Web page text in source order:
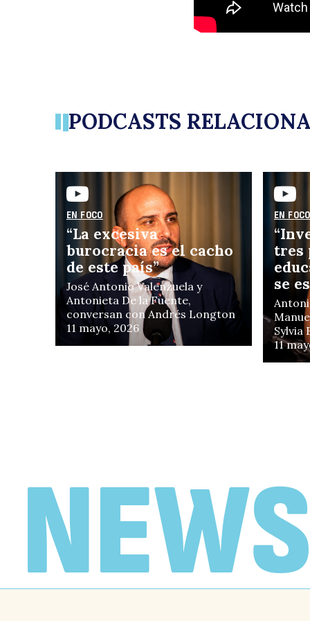
PODCASTS
EN FOCO
“La excesiva
burocracia es el cacho
de este país”
José Antonio Valenzuela y
Antonieta De la Fuente,
conversan con Andrés Longton
11 mayo, 2026
EN FOCO
tres
se
Sylvia
11
Francisco Galli, conversan con
Vlado Mirosevic
19 febrero, 2026